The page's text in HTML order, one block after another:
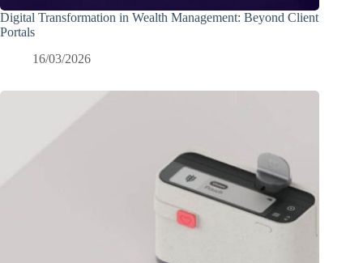
Digital Transformation in Wealth Management: Beyond Client
Portals
16/03/2026